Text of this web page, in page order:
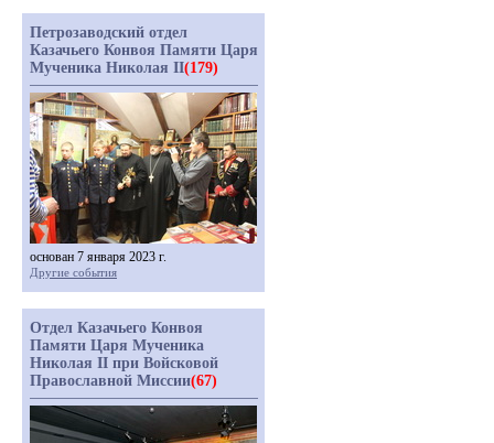
Петрозаводский отдел
Казачьего Конвоя Памяти Царя
Мученика Николая II(179)
основан 7 января 2023 г.
Другие события
Отдел Казачьего Конвоя
Памяти Царя Мученика
Николая II при Войсковой
Православной Миссии(67)